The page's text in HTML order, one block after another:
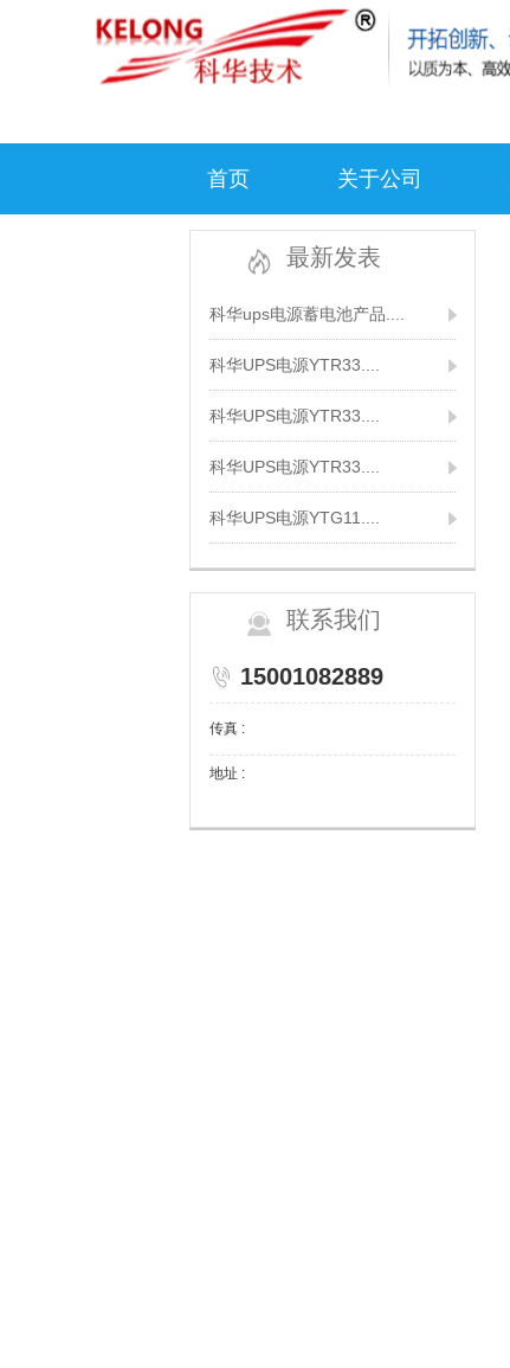
首页 关于公司
最新发表
科华ups电源蓄电池产品....
科华UPS电源YTR33....
科华UPS电源YTR33....
科华UPS电源YTR33....
科华UPS电源YTG11....
联系我们
15001082889
传真 :
地址 :